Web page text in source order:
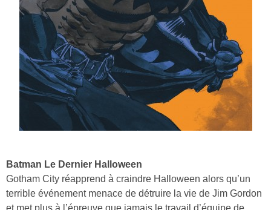
Batman Le Dernier Halloween
Gotham City réapprend à craindre Halloween alors qu’un
terrible événement menace de détruire la vie de Jim Gordon